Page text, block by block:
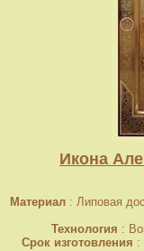
Икона
Материал: Липовая
Технология :
Срок изготовления :